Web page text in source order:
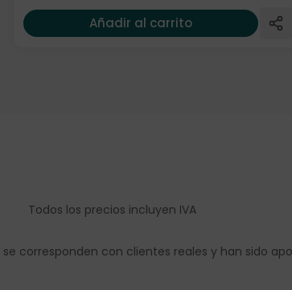
Añadir al carrito
Todos los precios incluyen IVA
corresponden con clientes reales y han sido